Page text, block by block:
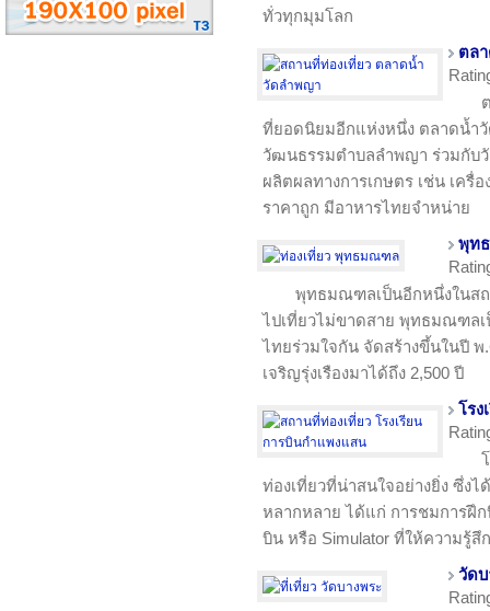
ทั่วทุกมุมโลก
ตล
ที่ยอดนิยมอีกแห่งหนึ่ง ตลาดน้ำ
วัฒนธรรมตำบลลำพญา ร่วมกับ
ผลิตผลทางการเกษตร เช่น เครื่
ราคาถูก มีอาหารไทยจำหน่าย
พุท
พุทธมณฑลเป็นอีกหนึ่งในสถ
ไปเที่ยวไม่ขาดสาย พุทธมณฑล
ไทยร่วมใจกัน จัดสร้างขึ้นในปี พ
เจริญรุ่งเรืองมาได้ถึง 2,500 ปี
โรง
ท่องเที่ยวที่น่าสนใจอย่างยิ่ง ซึ่ง
หลากหลาย ได้แก่ การชมการฝึ
บิน หรือ Simulator ที่ให้ความรู้สึ
วัดบ